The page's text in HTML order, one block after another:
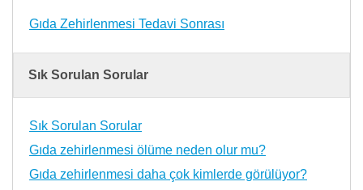
Gıda Zehirlenmesi Tedavi Sonrası
Sık Sorulan Sorular
Sık Sorulan Sorular
Gıda zehirlenmesi ölüme neden olur mu?
Gıda zehirlenmesi daha çok kimlerde görülüyor?